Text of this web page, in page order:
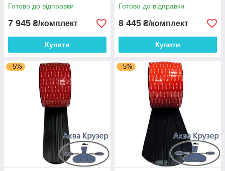
Готово до відправки
7 945 ₴/комплект
Купити
Готово до відправки
8 445 ₴/комплект
Купити
–5% –5%